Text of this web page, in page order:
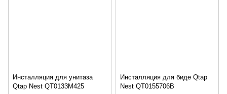
Инсталляция для унитаза
Qtap Nest QT0133M425
Инсталляция для биде Qtap
Nest QT0155706B